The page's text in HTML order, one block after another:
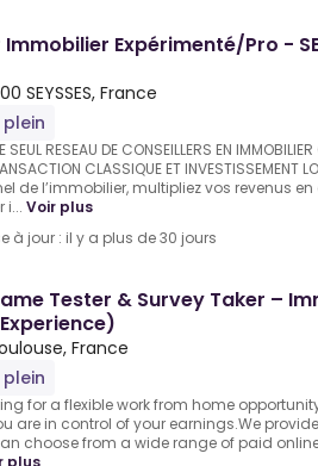
Expérimenté/Pro -
SEYSSES, France
SEUL RESEAU DE CONSEILLERS EN IMMOBILIER
CLASSIQUE ET INVESTISSEMENT
de l’immobilier, multipliez vos revenus
i... Voir plus
à jour : il y a plus de 30 jours
Tester & Survey Taker –
France
for a flexible work from home
are in control of your earnings.We
choose from a wide range of paid